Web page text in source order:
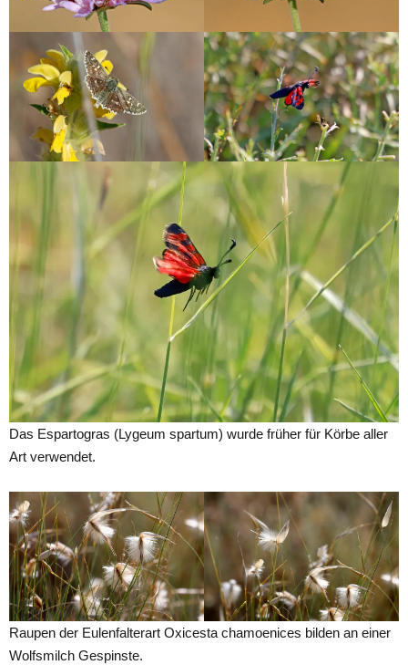
Das Espartogras (Lygeum spartum) wurde früher für Körbe aller
Art verwendet.
Raupen der Eulenfalterart Oxicesta chamoenices bilden an einer
Wolfsmilch Gespinste.